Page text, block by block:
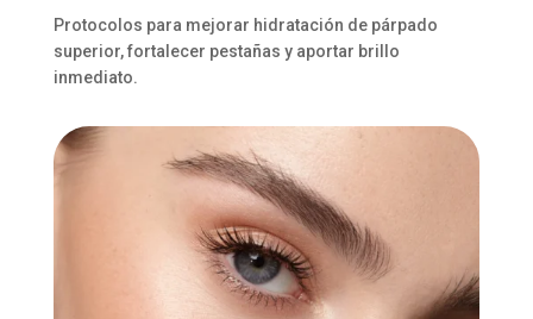
Protocolos para mejorar hidratación de párpado
superior, fortalecer pestañas y aportar brillo
inmediato.